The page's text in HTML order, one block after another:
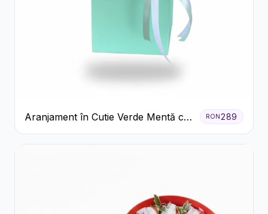
Aranjament în Cutie Verde Mentă cu
Trandafiri și Alstroemeria
RON 289